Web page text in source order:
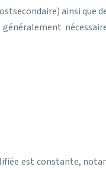
ainsi que
est constante,